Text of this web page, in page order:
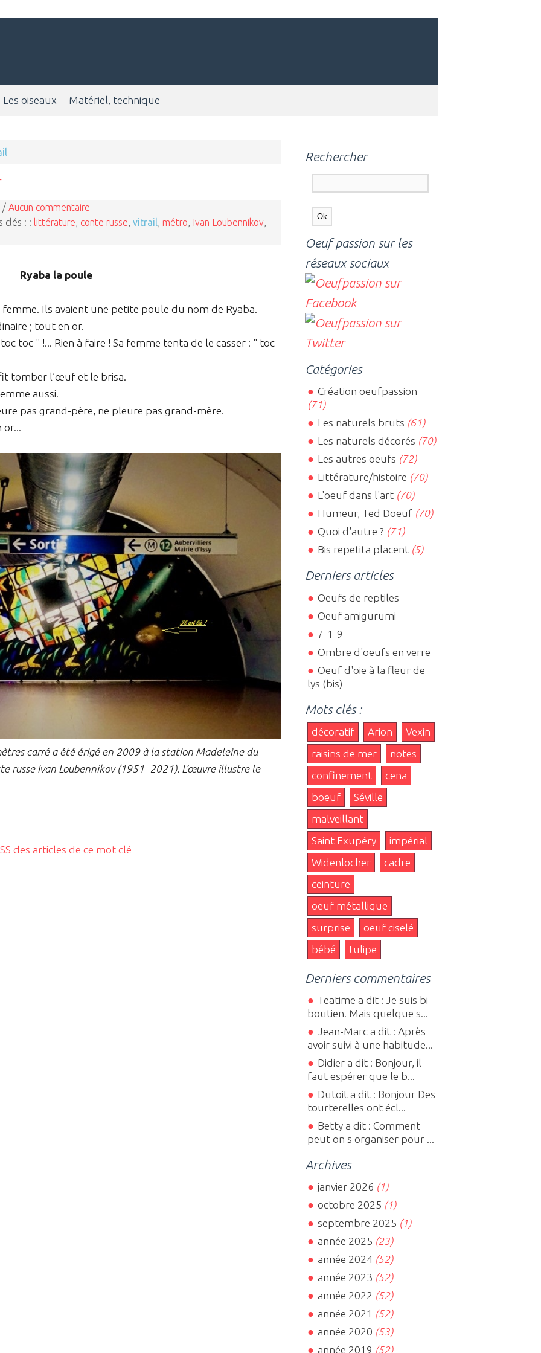
Les oiseaux Matériel, technique
/ Aucun commentaire
clés : : littérature conte russe vitrail métro Ivan Loubennikov
Ryaba la poule
Ils avaient une petite poule du nom de Ryaba.
; tout en or.
toc " !... Rien à faire ! Sa femme tenta de le casser : " toc
tomber l’œuf et le brisa.
aussi.
pas grand-père, ne pleure pas grand-mère.
carré a été érigé en 2009 à la station Madeleine du
russe Ivan Loubennikov (1951- 2021). L’œuvre illustre le
des articles de ce mot clé
Rechercher
Oeuf passion sur les
réseaux sociaux
Catégories
Création oeufpassion
(71)
Les naturels bruts (61)
Les naturels décorés (70)
Les autres oeufs (72)
Littérature/histoire (70)
L'oeuf dans l'art(70)
Humeur, Ted Doeuf(70)
Quoi d'autre ? (71)
Bis repetita placent(5)
Derniers articles
Oeufs de reptiles
Oeuf amigurumi
7-1-9
Ombre d'oeufs en verre
Oeuf d'oie à la fleur de
lys (bis)
Mots clés :
décoratif Arion
Vexin
raisins de mer
notes
confinement
cena
boeuf
Séville
malveillant
Saint Exupéry
impérial
Widenlocher
cadre
ceinture
oeuf métallique
surprise
oeuf ciselé
bébé
tulipe
Derniers commentaires
Teatime a dit : Je suis bi-
boutien. Mais quelque s...
Jean-Marc a dit : Après
avoir suivi à une habitude...
Didier a dit : Bonjour, il
faut espérer que le b...
Dutoit a dit : Bonjour Des
tourterelles ont écl...
Betty a dit : Comment
peut on s organiser pour ...
Archives
janvier 2026 (1)
octobre 2025 (1)
septembre 2025 (1)
année 2025 (23)
année 2024(52)
année 2023 (52)
année 2022 (52)
année 2021 (52)
année 2020 (53)
année 2019 (52)